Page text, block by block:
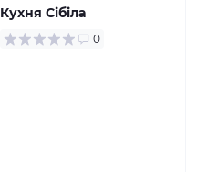
Кухня Сібіла
0